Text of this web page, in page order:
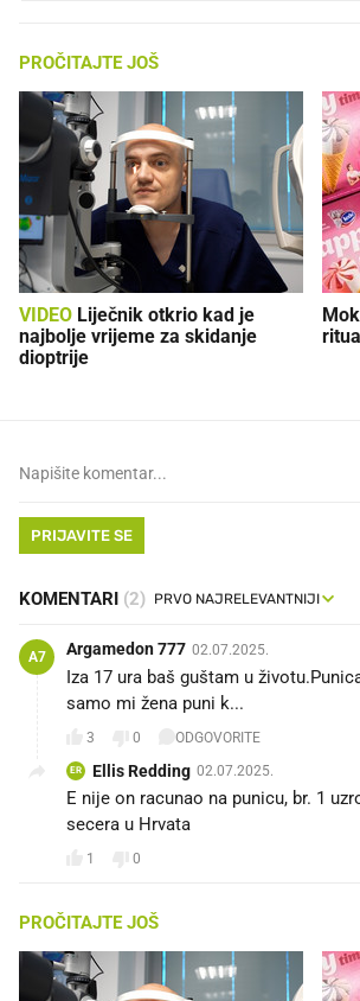
PROČITAJTE JOŠ
VIDEO
najbolje vrijeme za skidanje
dioptrije
PRIJAVITE SE
KOMENTARI (2)
A7 Argamedon 777 02.07.2025.
Iza 17 ura baš guštam u
samo mi žena puni k...
3 0 ODGOVORITE
ER Ellis Redding 02.07.2025.
E nije on racunao na punicu, br. 1
secera u Hrvata
1 0
PROČITAJTE JOŠ